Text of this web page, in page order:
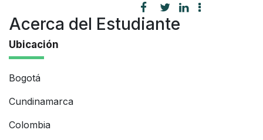
Acerca del Estudiante
Ubicación
Bogotá
Cundinamarca
Colombia